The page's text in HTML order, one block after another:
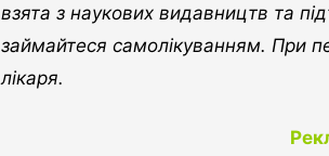
взята з наукових видавництв та
займайтеся самолікуванням. При
лікаря.